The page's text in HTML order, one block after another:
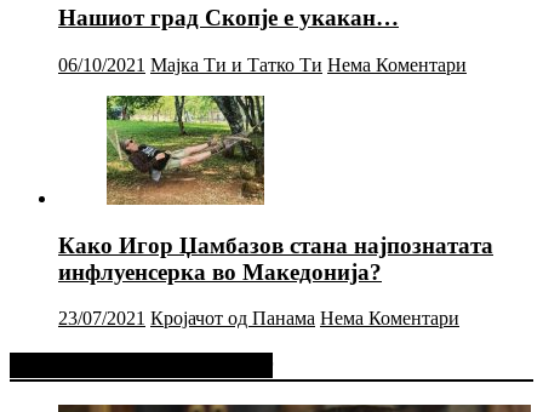
Нашиот град Скопје е укакан…
06/10/2021 Мајка Ти и Татко Ти Нема Коментари
Како Игор Џамбазов стана најпознатата
инфлуенсерка во Македонија?
23/07/2021 Кројачот од Панама Нема Коментари